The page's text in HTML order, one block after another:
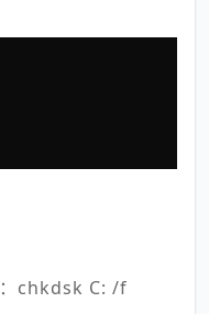
chkdsk C: /f